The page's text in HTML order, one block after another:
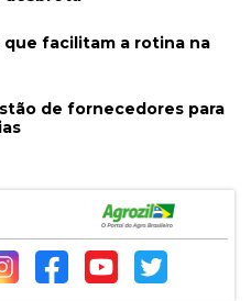
que facilitam a rotina na
de fornecedores para